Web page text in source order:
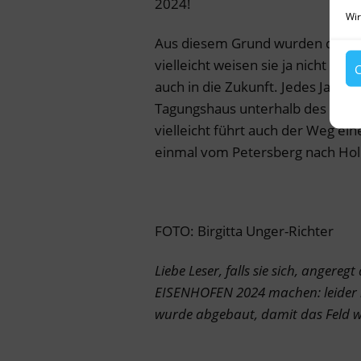
Aus diesem Grund wurden die
vielleicht weisen sie ja nicht nur
auch in die Zukunft. Jedes Jahr
Tagungshaus unterhalb des
vielleicht führt auch der Weg
einmal vom Petersberg nach
FOTO: Birgitta Unger-Richter
Liebe Leser, falls sie sich,
EISENHOFEN 2024 machen:
wurde abgebaut, damit das Feld